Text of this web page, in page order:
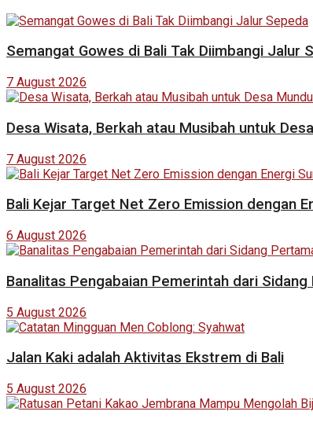
Semangat Gowes di Bali Tak Diimbangi Jalur
7 August 2026
Desa Wisata, Berkah atau Musibah untuk
7 August 2026
Bali Kejar Target Net Zero Emission dengan
6 August 2026
Banalitas Pengabaian Pemerintah dari
5 August 2026
Jalan Kaki adalah Aktivitas Ekstrem di Bali
5 August 2026